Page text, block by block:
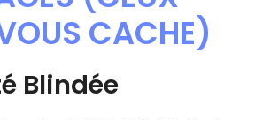
CACHE)
Blindée